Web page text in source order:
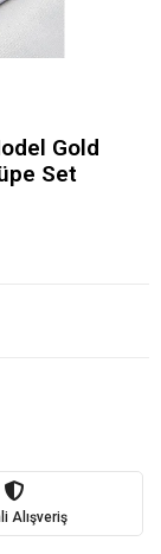
Gold
Set
Alışveriş